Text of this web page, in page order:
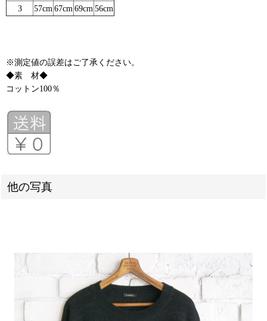
3
57cm 67cm 69cm 56cm
※測定値の誤差はご了承ください。
◆素 材◆
コットン100％
他の写真